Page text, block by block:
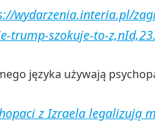
wydarzenia.interia.pl/
trump-szokuje-to-
języka używają
z Izraela legalizują